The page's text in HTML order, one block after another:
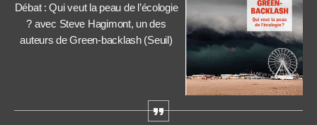
Débat : Qui veut la peau de l’écologie
? avec Steve Hagimont, un des
auteurs de Green-backlash (Seuil)